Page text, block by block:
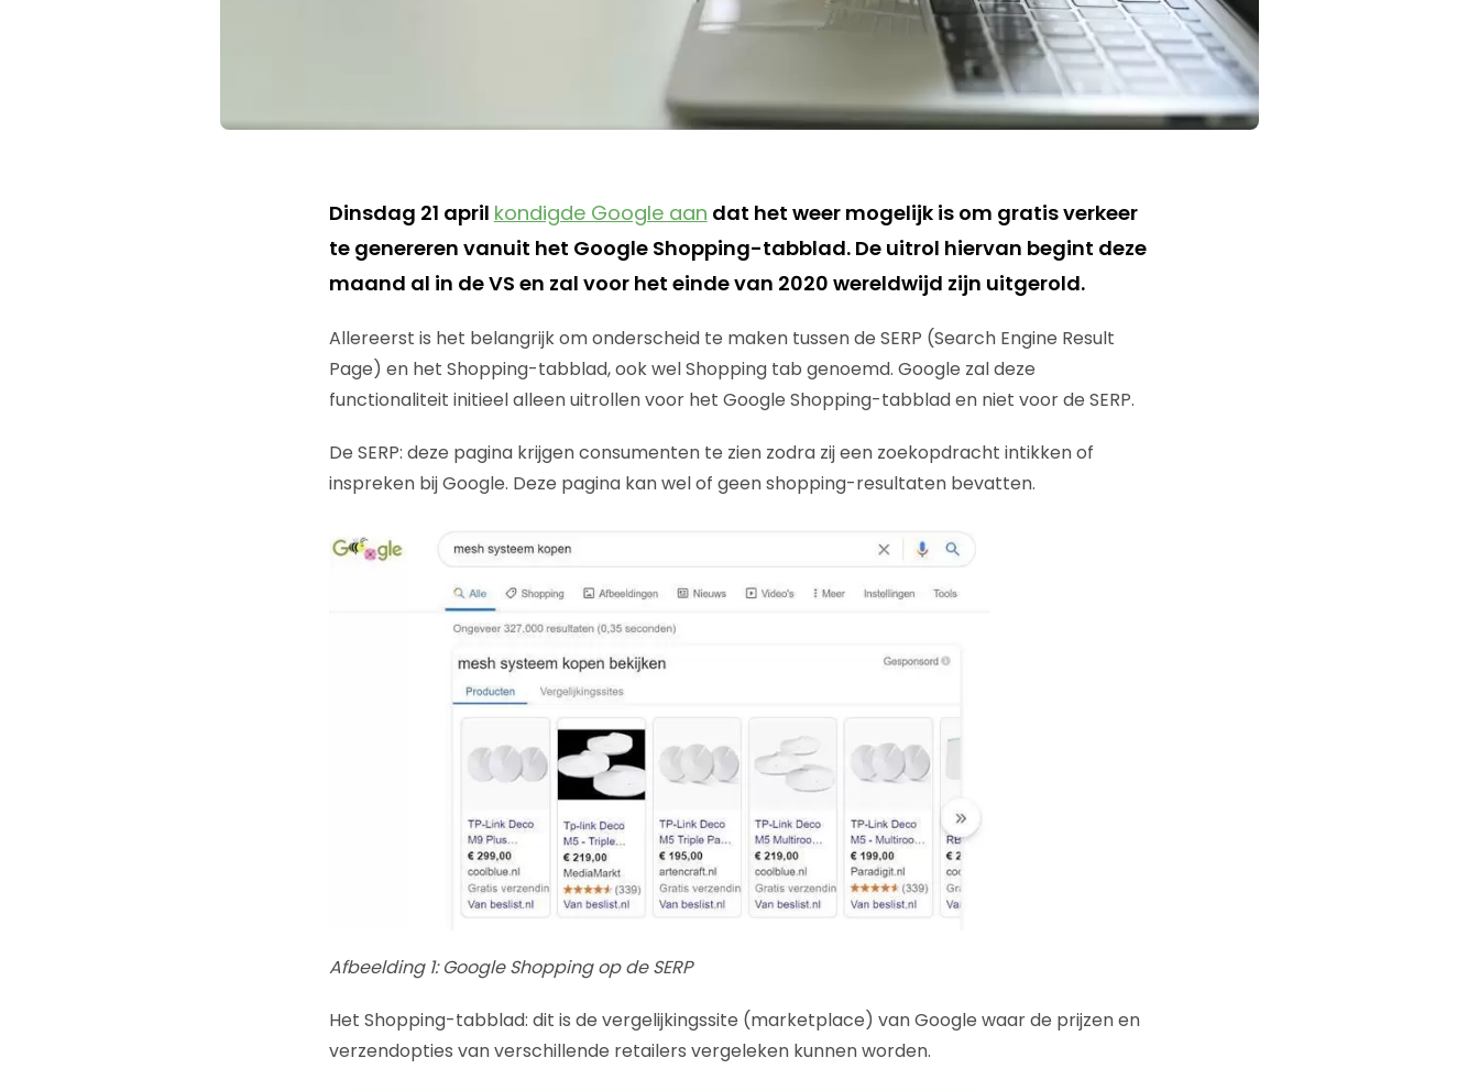
Dinsdag 21 april kondigde Google aan dat het weer mogelijk is om gratis verkeer
te genereren vanuit het Google Shopping-tabblad. De uitrol hiervan begint deze
maand al in de VS en zal voor het einde van 2020 wereldwijd zijn uitgerold.
Allereerst is het belangrijk om onderscheid te maken tussen de SERP (Search Engine Result
Page) en het Shopping-tabblad, ook wel Shopping tab genoemd. Google zal deze
functionaliteit initieel alleen uitrollen voor het Google Shopping-tabblad en niet voor de SERP.
De SERP: deze pagina krijgen consumenten te zien zodra zij een zoekopdracht intikken of
inspreken bij Google. Deze pagina kan wel of geen shopping-resultaten bevatten.
Afbeelding 1: Google Shopping op de SERP
Het Shopping-tabblad: dit is de vergelijkingssite (marketplace) van Google waar de prijzen en
verzendopties van verschillende retailers vergeleken kunnen worden.